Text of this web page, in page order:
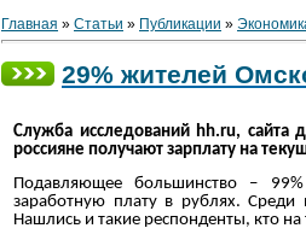
Главная » Статьи » Публикации »
29% жителей
Служба исследований hh.ru, сайта
россияне получают зарплату на
Подавляющее большинство –
заработную плату в рублях.
Нашлись и такие респонденты, кто